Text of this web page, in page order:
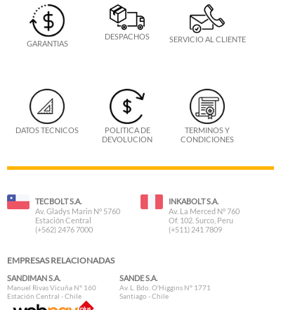
GARANTIAS
DESPACHOS SERVICIO AL CLIENTE
DATOS TECNICOS
POLITICA DE
DEVOLUCION
TERMINOS Y
CONDICIONES
TECBOLT S.A.
Av. Gladys Marin N° 5760
Estación Central
(+562) 2476 7000
INKABOLT S.A.
Av. La Merced N° 760
Of. 102. Surco, Peru
(+511) 241 7809
EMPRESAS RELACIONADAS
SANDIMAN S.A.
Manuel Rivas Vicuña N° 160
Estación Central - Chile
SANDE S.A.
Av. L. Bdo. O'Higgins N° 1771
Santiago - Chile